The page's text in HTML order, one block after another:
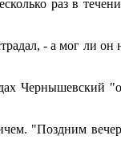
раз в
- а мог ли он
Чернышевский
"Поздним